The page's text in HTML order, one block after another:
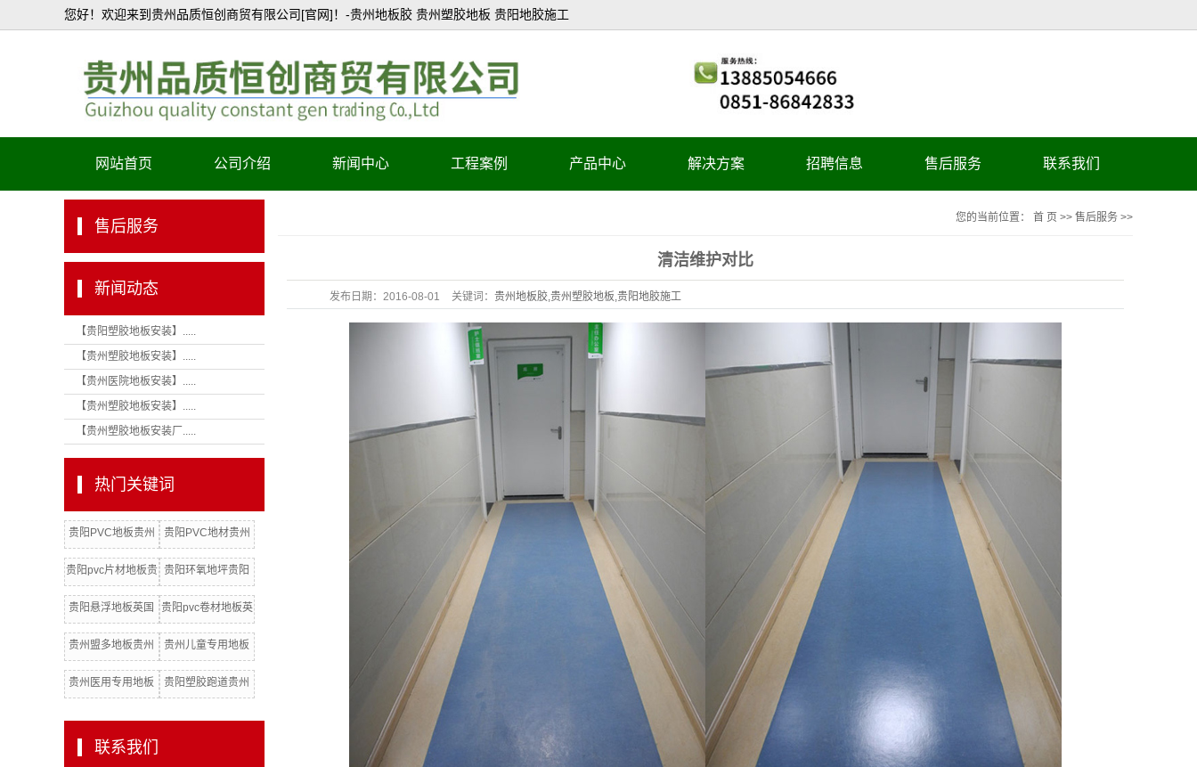
您好！欢迎来到贵州品质恒创商贸有限公司[官网]！-贵州地板胶 贵州塑胶地板 贵阳地胶施工
网站首页 公司介绍 新闻中心 工程案例
商业系统
酒店系统
轻工业系统
环氧地坪系统
悬浮拼装地板系统
室外运动场地系统
室内运动场地系统
产品中心 解决方案 招聘信息 售后服务 联系我们
售后服务
新闻动态
【贵阳塑胶地板安装】.....
【贵州塑胶地板安装】.....
【贵州医院地板安装】.....
【贵州塑胶地板安装】.....
【贵州塑胶地板安装厂.....
热门关键词
贵阳PVC地板贵州
洁福地板
贵阳PVC地材贵州
阿姆斯壮PVC地板
贵阳pvc片材地板贵
州LGpvc地板
贵阳环氧地坪贵阳
pvc片材地板批发厂
贵阳悬浮地板英国
汉美臣贵州总代理
贵阳pvc卷材地板英
国欧保贵州总代理
贵州盟多地板贵州
PVC地板辅材配件
贵州儿童专用地板
贵州抗碘酒PVC地
贵州医用专用地板
贵阳塑胶跑道贵州
联系我们
您的当前位置： 首 页 >> 售后服务 >>
清洁维护对比
发布日期： 2016-08-01 关键词： 贵州地板胶,贵州塑胶地板,贵阳地胶施工